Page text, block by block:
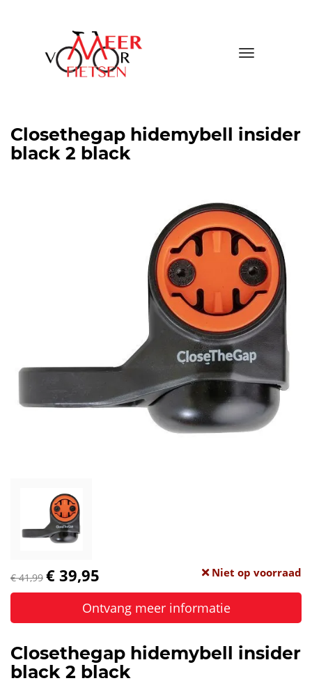
Toggle
Closethegap hidemybell insider
black 2 black
€ 41,99 € 39,95 Niet op voorraad
Ontvang meer informatie
Closethegap hidemybell insider
black 2 black